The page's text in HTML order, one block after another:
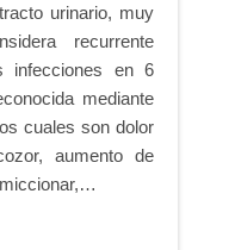
urinario, muy
recurrente
en 6
mediante
cuales son dolor
aumento de